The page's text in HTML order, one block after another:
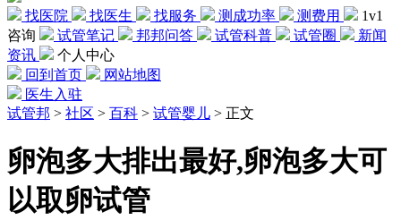
找医院 找医生 找服务 测成功率 测费用
1v1
咨询
试管笔记 邦邦问答 试管科普 试管圈
新闻
资讯
个人中心
回到首页
网站地图
医生入驻
试管邦 > 社区 > 百科 > 试管婴儿 > 正文
卵泡多大排出最好,卵泡多大可
以取卵试管